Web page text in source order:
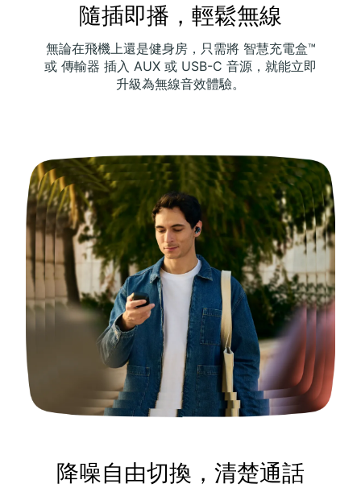
隨插即播，輕鬆無線
無論在飛機上還是健身房，只需將 智慧充電盒™
或 傳輸器 插入 AUX 或 USB-C 音源，就能立即
升級為無線音效體驗。
降噪自由切換，清楚通話